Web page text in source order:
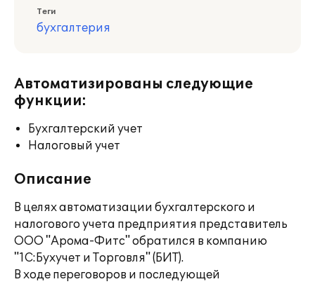
Теги
бухгалтерия
Автоматизированы следующие
функции:
Бухгалтерский учет
Налоговый учет
Описание
В целях автоматизации бухгалтерского и
налогового учета предприятия представитель
ООО "Арома-Фитс" обратился в компанию
"1С:Бухучет и Торговля" (БИТ).
В ходе переговоров и последующей